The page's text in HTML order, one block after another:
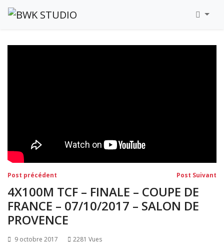
Eaubonne 2019
Navigation
de
l’article
Post précédent Post Suivant
4X100M TCF – FINALE – COUPE DE
FRANCE – 07/10/2017 – SALON DE
PROVENCE
9 octobre 2017 2281 Vues